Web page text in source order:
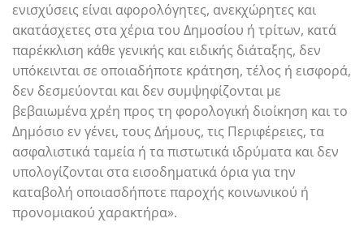
ενισχύσεις είναι αφορολόγητες, ανεκχώρητες και
ακατάσχετες στα χέρια του Δημοσίου ή τρίτων, κατά
παρέκκλιση κάθε γενικής και ειδικής διάταξης, δεν
υπόκεινται σε οποιαδήποτε κράτηση, τέλος ή εισφορά,
δεν δεσμεύονται και δεν συμψηφίζονται με
βεβαιωμένα χρέη προς τη φορολογική διοίκηση και το
Δημόσιο εν γένει, τους Δήμους, τις Περιφέρειες, τα
ασφαλιστικά ταμεία ή τα πιστωτικά ιδρύματα και δεν
υπολογίζονται στα εισοδηματικά όρια για την
καταβολή οποιασδήποτε παροχής κοινωνικού ή
προνομιακού χαρακτήρα».